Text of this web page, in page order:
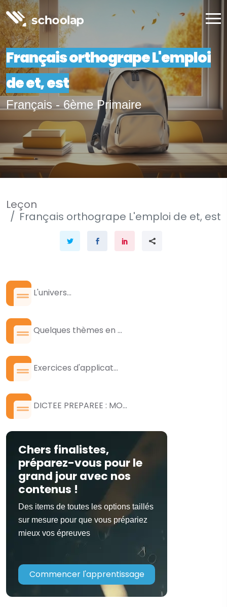
Français orthogrape L'emploi
de et, est
Français - 6ème Primaire
Leçon
Français orthogrape L'emploi de et, est
L'univers...
Quelques thèmes en ...
Exercices d'applicat...
DICTEE PREPAREE : MO...
Chers finalistes,
préparez-vous pour le
grand jour avec nos
contenus !
Des items de toutes les options taillés
sur mesure pour que vous prépariez
mieux vos épreuves
Commencer l'apprentissage